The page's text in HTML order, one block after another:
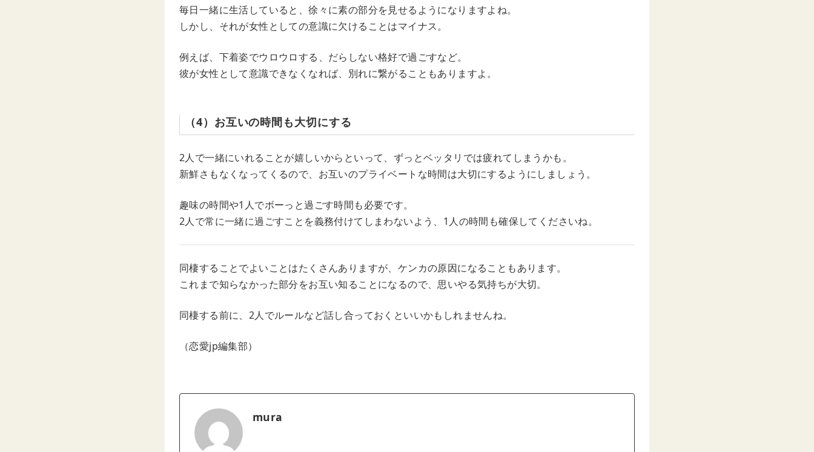
毎日一緒に生活していると、徐々に素の部分を見せるようになりますよね。
しかし、それが女性としての意識に欠けることはマイナス。
例えば、下着姿でウロウロする、だらしない格好で過ごすなど。
彼が女性として意識できなくなれば、別れに繋がることもありますよ。
（4）お互いの時間も大切にする
2人で一緒にいれることが嬉しいからといって、ずっとベッタリでは疲れてしまうかも。
新鮮さもなくなってくるので、お互いのプライベートな時間は大切にするようにしましょう。
趣味の時間や1人でボーっと過ごす時間も必要です。
2人で常に一緒に過ごすことを義務付けてしまわないよう、1人の時間も確保してくださいね。
同棲することでよいことはたくさんありますが、ケンカの原因になることもあります。
これまで知らなかった部分をお互い知ることになるので、思いやる気持ちが大切。
同棲する前に、2人でルールなど話し合っておくといいかもしれませんね。
（恋愛jp編集部）
mura